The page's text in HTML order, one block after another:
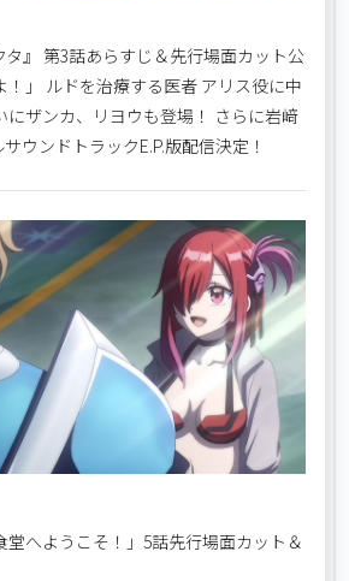
タ』 第3話あらすじ＆先行場面カット公
！」 ルドを治療する医者 アリス役に中
にザンカ、リヨウも登場！ さらに岩﨑
ウンドトラックE.P.版配信決定！
堂へようこそ！」5話先行場面カット＆